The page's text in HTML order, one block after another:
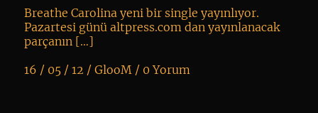
Breathe Carolina yeni bir single yayınlıyor.
Pazartesi günü altpress.com dan yayınlanacak
parçanın […]
16 / 05 / 12 / GlooM/ 0 Yorum